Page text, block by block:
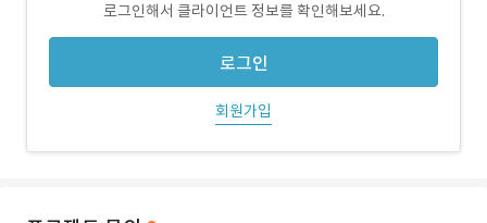
로그인해서 클라이언트 정보를 확인해보세요.
로그인
회원가입